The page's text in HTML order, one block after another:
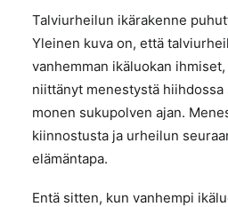
Talviurheilun ikärakenne
Yleinen kuva on, että
vanhemman ikäluokan
niittänyt menestystä hiihdossa
monen sukupolven ajan.
kiinnostusta ja urheilun
elämäntapa.
Entä sitten, kun vanhempi